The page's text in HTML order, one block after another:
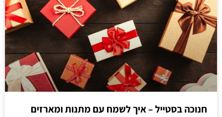
חנוכה בסטייל – איך לשמח עם מתנות ומארזים